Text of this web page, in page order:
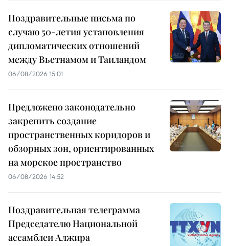
Поздравительные письма по
случаю 50-летия установления
дипломатических отношений
между Вьетнамом и Таиландом
06/08/2026 15:01
Предложено законодательно
закрепить создание
пространственных коридоров и
обзорных зон, ориентированных
на морское пространство
06/08/2026 14:52
Поздравительная телеграмма
Председателю Национальной
ассамблеи Алжира